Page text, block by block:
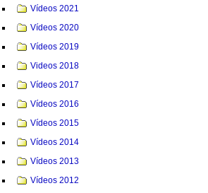
Vídeos 2021
Vídeos 2020
Vídeos 2019
Videos 2018
Vídeos 2017
Vídeos 2016
Vídeos 2015
Vídeos 2014
Vídeos 2013
Vídeos 2012